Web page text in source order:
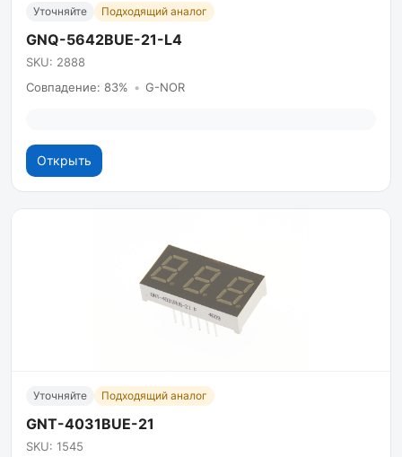
Уточняйте Подходящий аналог
GNQ-5642BUE-21-L4
SKU: 2888
Совпадение: 83% • G-NOR
Открыть
Уточняйте Подходящий аналог
GNT-4031BUE-21
SKU: 1545